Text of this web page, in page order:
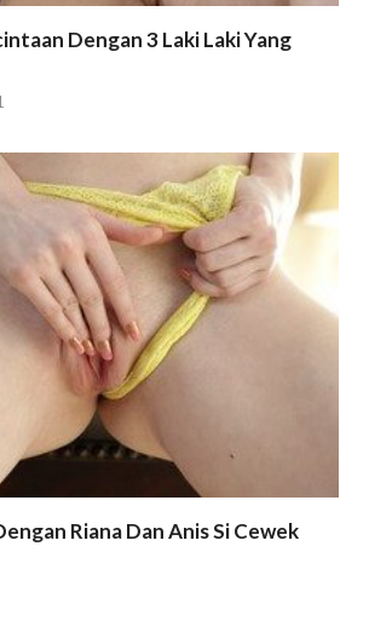
Dengan 3 Laki Laki Yang
Riana Dan Anis Si Cewek